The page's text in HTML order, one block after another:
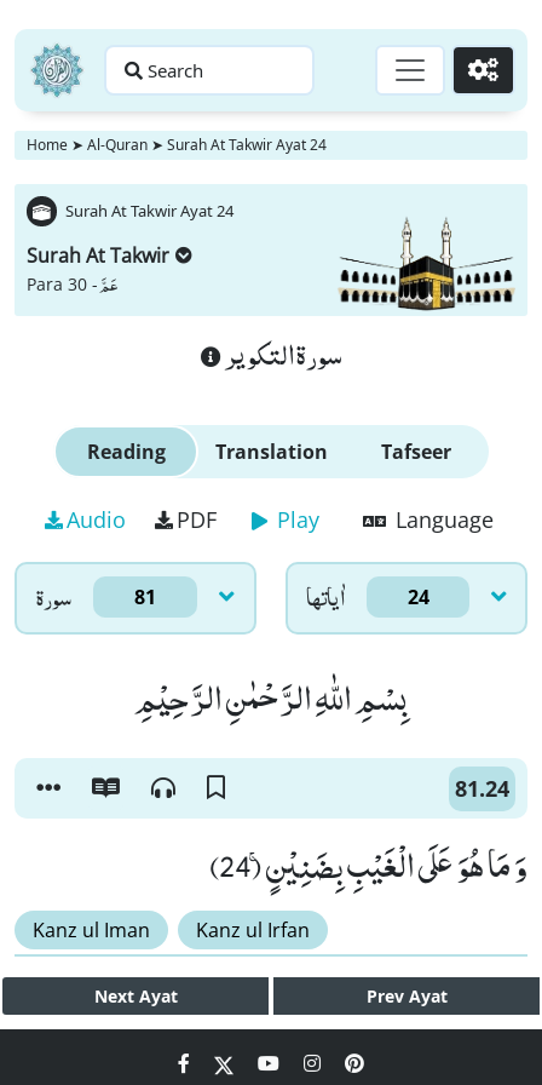
Search Go
Home ➤ Al-Quran ➤ Surah At Takwir Ayat 24
Surah At Takwir Ayat 24
Surah At Takwir
Para 30 -عَمَّ
سورة التكوير
Reading Translation Tafseer
Audio PDF Play Language
سورۃ 81 اٰياتها 24
بِسْمِ اللّٰهِ الرَّحْمٰنِ الرَّحِیْمِ
81.24
وَ مَا هُوَ عَلَى الْغَیْبِ بِضَنِیْنٍۚ (24)
Kanz ul Iman Kanz ul Irfan
Next Ayat Prev Ayat